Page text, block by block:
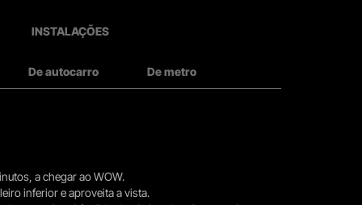
INSTALAÇÕES
De autocarro De metro
a chegar ao WOW.
inferior e aproveita a vista.